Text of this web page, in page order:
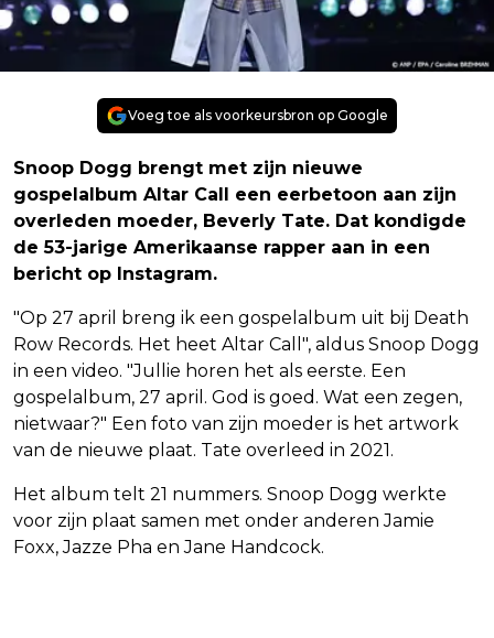
Voeg toe als voorkeursbron op Google
Snoop Dogg brengt met zijn nieuwe
gospelalbum Altar Call een eerbetoon aan zijn
overleden moeder, Beverly Tate. Dat kondigde
de 53-jarige Amerikaanse rapper aan in een
bericht op Instagram.
"Op 27 april breng ik een gospelalbum uit bij Death
Row Records. Het heet Altar Call", aldus Snoop Dogg
in een video. "Jullie horen het als eerste. Een
gospelalbum, 27 april. God is goed. Wat een zegen,
nietwaar?" Een foto van zijn moeder is het artwork
van de nieuwe plaat. Tate overleed in 2021.
Het album telt 21 nummers. Snoop Dogg werkte
voor zijn plaat samen met onder anderen Jamie
Foxx, Jazze Pha en Jane Handcock.